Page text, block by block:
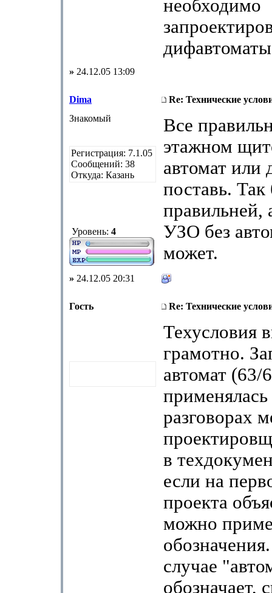
необходимо
» 24.12.05 13:09
Dima
Re: Технические
Знакомый
Регистрация: 7.1.05
Сообщений: 38
Откуда: Казань
Уровень: 4
Все
этажном
автомат или
поставь. Так
правильней,
УЗО без
может.
» 24.12.05 20:31
Гость Re: Технические
Техусловия
грамотно.
автомат (63/
применялась
разговорах
в
если на
проекта
можно
случае
обозначает,